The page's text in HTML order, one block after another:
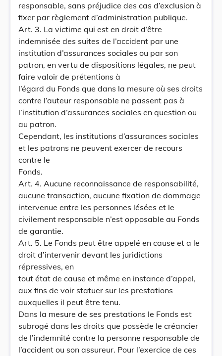
responsable, sans préjudice des cas d’exclusion à
fixer par règlement d’administration publique.
Art. 3. La victime qui est en droit d’être
indemnisée des suites de l’accident par une
institution d’assurances sociales ou par son
patron, en vertu de dispositions légales, ne peut
faire valoir de prétentions à
l’égard du Fonds que dans la mesure où ses droits
contre l’auteur responsable ne passent pas à
l’institution d’assurances sociales en question ou
au patron.
Cependant, les institutions d’assurances sociales
et les patrons ne peuvent exercer de recours
contre le
Fonds.
Art. 4. Aucune reconnaissance de responsabilité,
aucune transaction, aucune fixation de dommage
intervenue entre les personnes lésées et le
civilement responsable n’est opposable au Fonds
de garantie.
Art. 5. Le Fonds peut être appelé en cause et a le
droit d’intervenir devant les juridictions
répressives, en
tout état de cause et même en instance d’appel,
aux fins de voir statuer sur les prestations
auxquelles il peut être tenu.
Dans la mesure de ses prestations le Fonds est
subrogé dans les droits que possède le créancier
de l’indemnité contre la personne responsable de
l’accident ou son assureur. Pour l’exercice de ces